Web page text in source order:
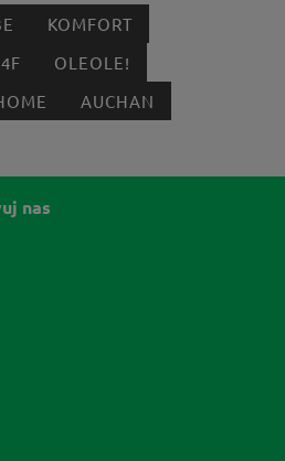
KOMFORT
4F
OLEOLE!
AUCHAN
nas